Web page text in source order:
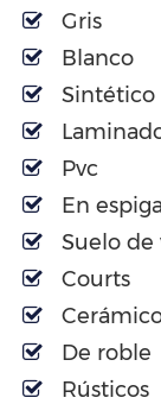
Gris
Blanco
Sintético
Pvc
En espiga
Suelo de
Courts
De roble
Rústicos